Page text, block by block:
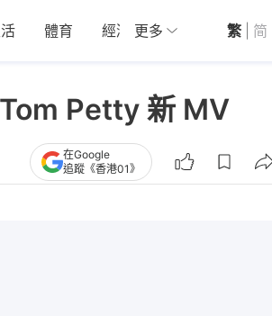
體育 經濟 01深圳 觀點
更多 繁 简
Petty 新 MV
在Google
追蹤《香港01》